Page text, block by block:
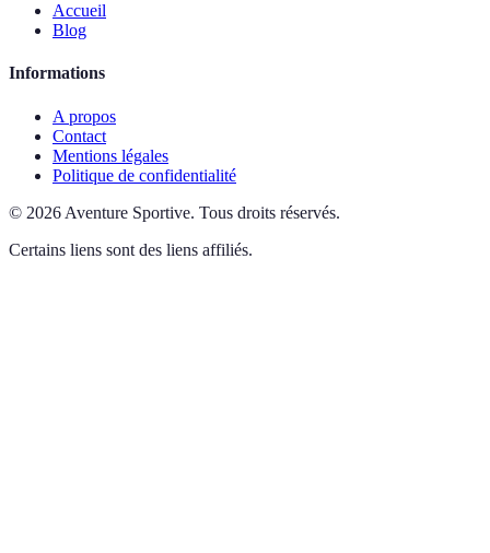
Accueil
Blog
Informations
A propos
Contact
Mentions légales
Politique de confidentialité
© 2026 Aventure Sportive. Tous droits réservés.
Certains liens sont des liens affiliés.